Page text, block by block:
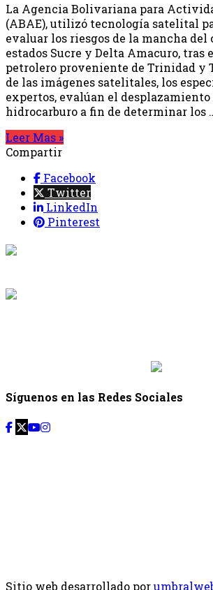
La Agencia Bolivariana para
(ABAE), utilizó tecnología satelital
evaluar los riesgos de la mancha del
estados Sucre y Delta Amacuro, tras
petrolero proveniente de Trinidad y
de las imágenes satelitales, los
expertos, evalúan el desplazamiento
hidrocarburo a fin de determinar los
Leer Mas »
Compartir
Facebook
Twitter
LinkedIn
Pinterest
Síguenos en las Redes Sociales
Sitio web desarrollado por